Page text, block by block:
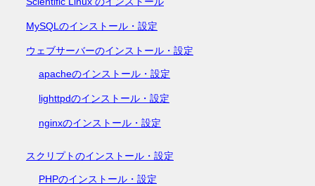
MySQLのインストール・設定
ウェブサーバーのインストール・設定
apacheのインストール・設定
lighttpdのインストール・設定
nginxのインストール・設定
スクリプトのインストール・設定
PHPのインストール・設定